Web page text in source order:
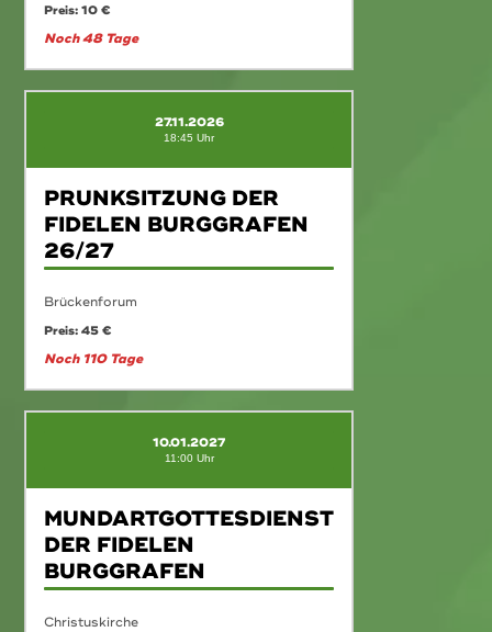
Preis: 10 €
Noch 48 Tage
27.11.2026
18:45 Uhr
PRUNKSITZUNG DER
FIDELEN BURGGRAFEN
26/27
Brückenforum
Preis: 45 €
Noch 110 Tage
10.01.2027
11:00 Uhr
MUNDARTGOTTESDIENST
DER FIDELEN
BURGGRAFEN
Christuskirche